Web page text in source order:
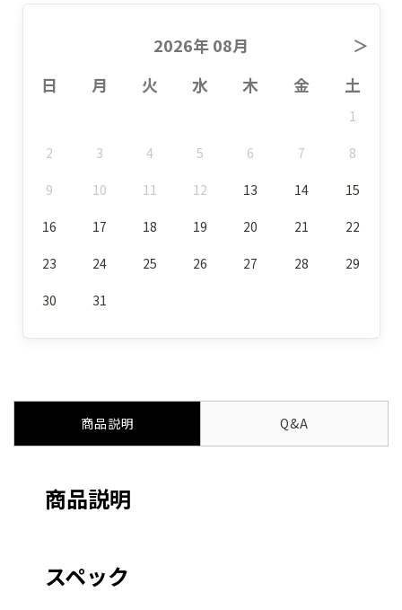
2026年 08月
＞
日
月 火 水 木 金 土
1
2 3 4 5 6 7 8
9 10 11 12 13 14 15
16 17 18 19 20 21 22
23 24 25 26 27 28 29
30 31
商品説明 Q&A
商品説明
スペック